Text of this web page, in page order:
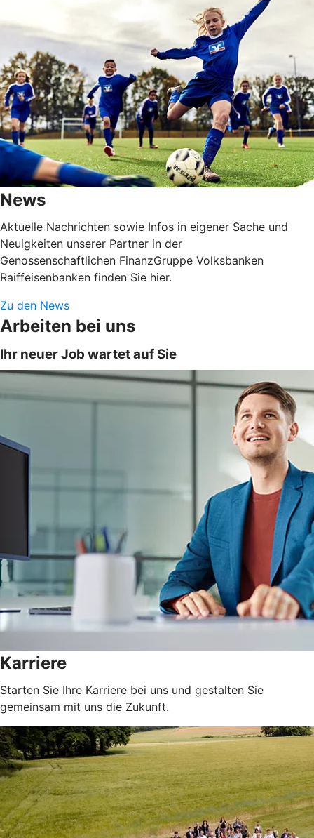
News
Aktuelle Nachrichten sowie Infos in eigener Sache und
Neuigkeiten unserer Partner in der
Genossenschaftlichen FinanzGruppe Volksbanken
Raiffeisenbanken finden Sie hier.
Zu den News
Arbeiten bei uns
Ihr neuer Job wartet auf Sie
Karriere
Starten Sie Ihre Karriere bei uns und gestalten Sie
gemeinsam mit uns die Zukunft.